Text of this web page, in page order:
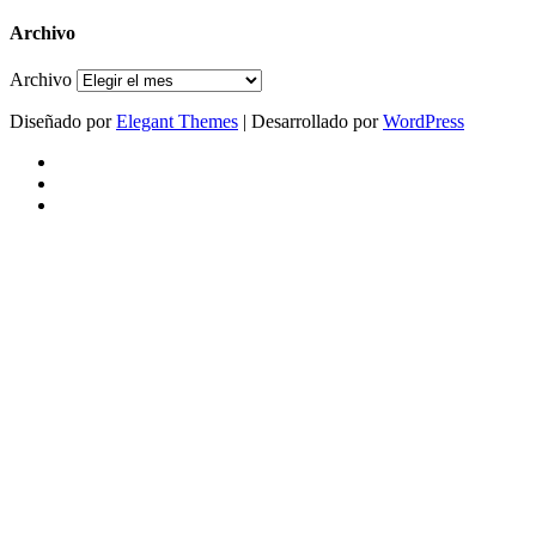
Archivo
Archivo
Diseñado porElegant Themes | Desarrollado porWordPress